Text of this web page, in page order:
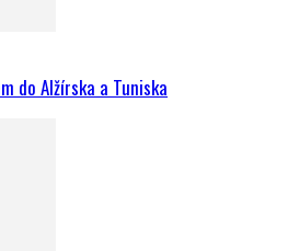
do Alžírska a Tuniska